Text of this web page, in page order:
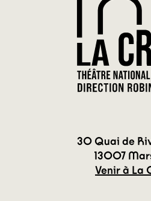
30 Quai de
13007
Venir à La